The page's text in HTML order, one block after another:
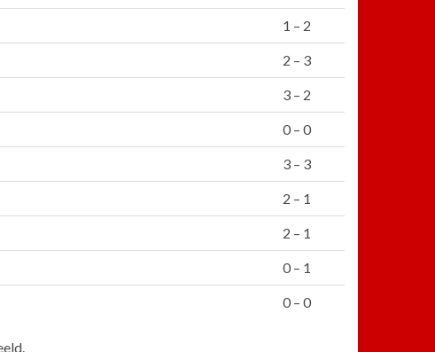
1 – 2
2 – 3
3 – 2
0 – 0
3 – 3
2 – 1
2 – 1
0 – 1
0 – 0